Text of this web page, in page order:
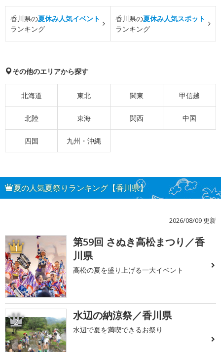
香川県の夏休み人気イベント
ランキング
香川県の夏休み人気スポット
ランキング
その他のエリアから探す
北海道 東北 関東 甲信越
北陸 東海 関西 中国
四国 九州・沖縄
夏の人気夏祭りランキング【香川県】
2026/08/09 更新
1
第59回 さぬき高松まつり／香
川県
高松の夏を盛り上げる一大イベント
2 水辺の納涼祭／香川県
水辺で夏を満喫できるお祭り